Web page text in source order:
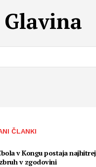
ČLANKI
v Kongu postaja
v zgodovini